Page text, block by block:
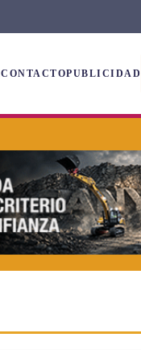
CONTACTOPUBLICIDAD